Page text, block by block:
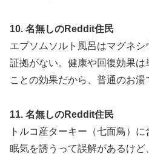
10. 名無しのReddit住民
エプソムソルト風呂はマグネ
証拠がない。健康や回復効果
ことの効果だから、普通のお湯
11. 名無しのReddit住民
トルコ産ターキー（七面鳥）
眠気を誘うって誤解があるけ